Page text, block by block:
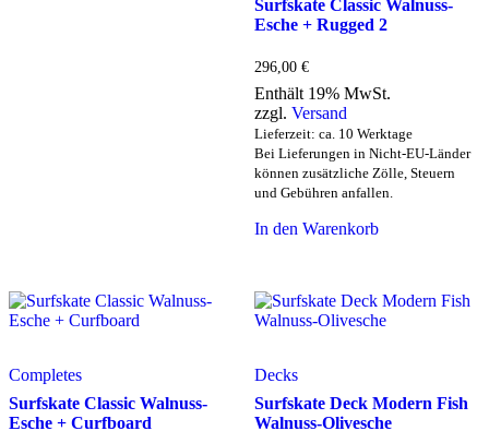
Surfskate Classic Walnuss-
Esche + Rugged 2
296,00 €
Enthält 19% MwSt.
zzgl. Versand
Lieferzeit: ca. 10 Werktage
Bei Lieferungen in Nicht-EU-Länder
können zusätzliche Zölle, Steuern
und Gebühren anfallen.
In den Warenkorb
Completes
Surfskate Classic Walnuss-
Esche + Curfboard
Decks
Surfskate Deck Modern Fish
Walnuss-Olivesche